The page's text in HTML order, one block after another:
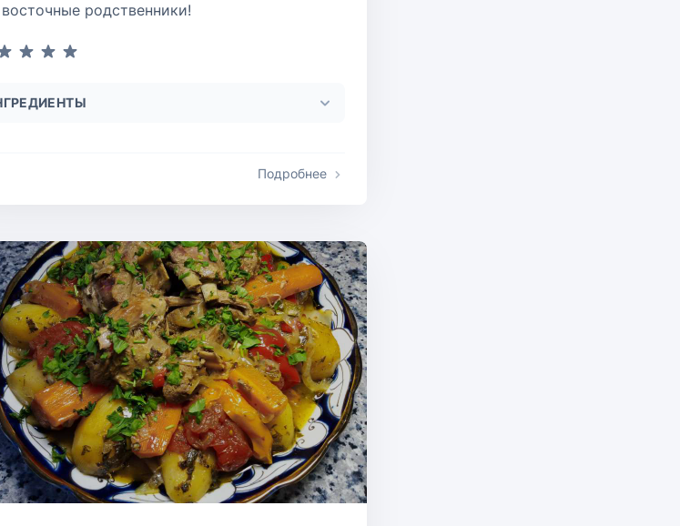
родственники!
Подробнее